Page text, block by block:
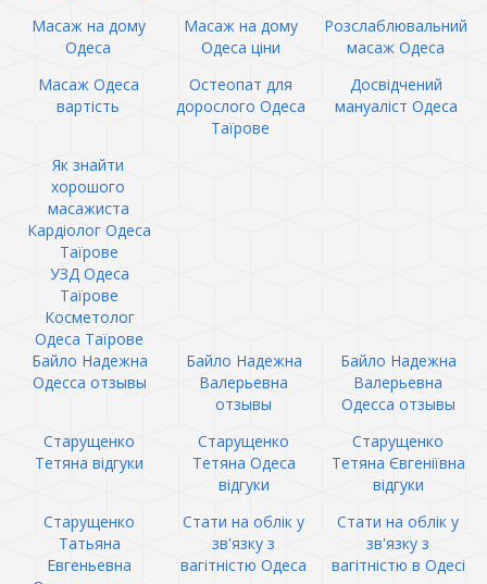
Масаж на дому
Одеса
Масаж на дому
Одеса ціни
Розслаблювальний
масаж Одеса
Масаж Одеса
вартість
Остеопат для
дорослого Одеса
Таїрове
Досвідчений
мануаліст Одеса
Як знайти
хорошого
масажиста
Кардіолог Одеса
Таїрове
УЗД Одеса
Таїрове
Косметолог
Одеса Таїрове
Байло Надежна
Одесса отзывы
Байло Надежна
Валерьевна
отзывы
Байло Надежна
Валерьевна
Одесса отзывы
Старущенко
Тетяна відгуки
Старущенко
Тетяна Одеса
відгуки
Старущенко
Тетяна Євгеніївна
відгуки
Старущенко
Татьяна
Евгеньевна
Стати на облік у
зв'язку з
вагітністю Одеса
Стати на облік у
зв'язку з
вагітністю в Одесі